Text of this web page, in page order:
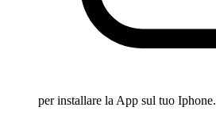
per installare la App sul tuo Iphone.